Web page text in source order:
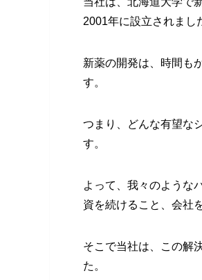
2001年に設立されまし
新薬の開発は、時間も
す。
つまり、どんな有望な
す。
よって、我々のような
資を続けること、会社
そこで当社は、この解
た。